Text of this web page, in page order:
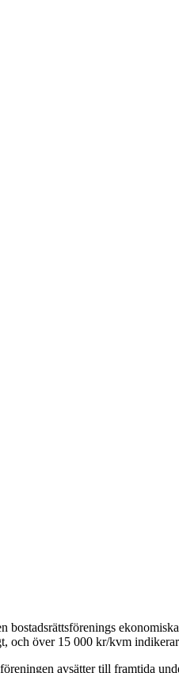
bostadsrättsförenings
och över 15 000 kr/kvm
avsätter till framtida